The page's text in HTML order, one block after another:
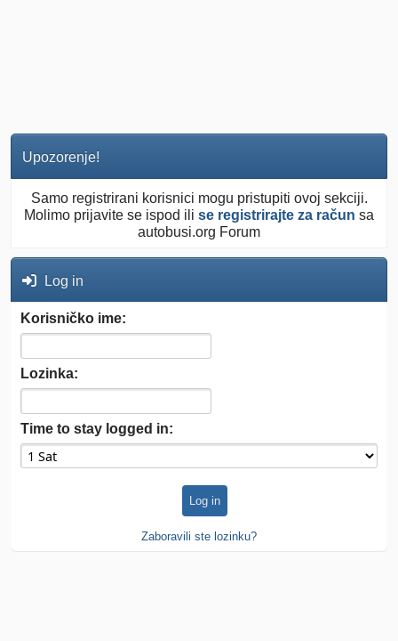
Upozorenje!
Samo registrirani korisnici mogu pristupiti ovoj sekciji.
Molimo prijavite se ispod ili se registrirajte za račun sa
autobusi.org Forum
Log in
Korisničko ime:
Lozinka:
Time to stay logged in:
Zaboravili ste lozinku?